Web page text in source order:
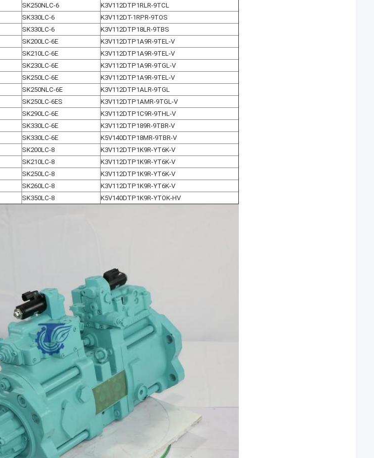
SK250NLC-6
K3V112DTP1RLR-9TCL
SK330LC-6
K3V112DT-1RPR-9TOS
SK330LC-6
K3V112DTP18LR-9TBS
SK200LC-6E
K3V112DTP1A9R-9TEL-V
SK210LC-6E
K3V112DTP1A9R-9TEL-V
SK230LC-6E
K3V112DTP1A9R-9TGL-V
SK250LC-6E
K3V112DTP1A9R-9TEL-V
SK250NLC-6E
K3V112DTP1ALR-9TGL
SK250LC-6ES
K3V112DTP1AMR-9TGL-V
SK290LC-6E
K3V112DTP1C9R-9THL-V
SK330LC-6E
K3V112DTP189R-9TBR-V
SK330LC-6E
K5V140DTP18MR-9TBR-V
SK200LC-8
K3V112DTP1K9R-YT6K-V
SK210LC-8
K3V112DTP1K9R-YT6K-V
SK250LC-8
K3V112DTP1K9R-YT6K-V
SK260LC-8
K3V112DTP1K9R-YT6K-V
SK350LC-8 K5V140DTP1K9R-YTOK-HV